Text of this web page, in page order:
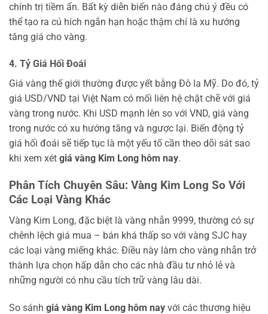
chính trị tiềm ẩn. Bất kỳ diễn biến nào đáng chú ý đều có
thể tạo ra cú hích ngắn hạn hoặc thậm chí là xu hướng
tăng giá cho vàng.
4. Tỷ Giá Hối Đoái
Giá vàng thế giới thường được yết bằng Đô la Mỹ. Do đó, tỷ
giá USD/VND tại Việt Nam có mối liên hệ chặt chẽ với giá
vàng trong nước. Khi USD mạnh lên so với VND, giá vàng
trong nước có xu hướng tăng và ngược lại. Biến động tỷ
giá hối đoái sẽ tiếp tục là một yếu tố cần theo dõi sát sao
khi xem xét giá vàng Kim Long hôm nay.
Phân Tích Chuyên Sâu: Vàng Kim Long So Với
Các Loại Vàng Khác
Vàng Kim Long, đặc biệt là vàng nhẫn 9999, thường có sự
chênh lệch giá mua – bán khá thấp so với vàng SJC hay
các loại vàng miếng khác. Điều này làm cho vàng nhẫn trở
thành lựa chọn hấp dẫn cho các nhà đầu tư nhỏ lẻ và
những người có nhu cầu tích trữ vàng lâu dài.
So sánh giá vàng Kim Long hôm nay với các thương hiệu